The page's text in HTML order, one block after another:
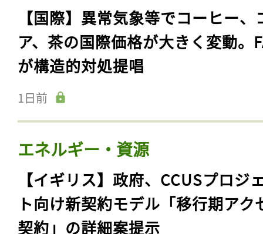
【国際】異常気象等でコーヒー、
ア、茶の国際価格が大きく変動。
が構造的対処提唱
1日前
エネルギー・資源
【イギリス】政府、CCUSプロジ
ト向け新契約モデル「移行期アク
契約」の詳細案提示